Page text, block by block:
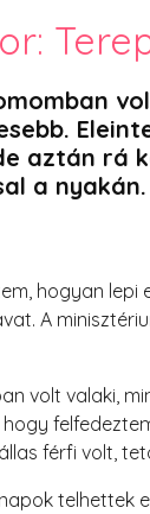
aztán rá
a nyakán.
hogyan
A
volt valaki,
férfi volt,
telhettek